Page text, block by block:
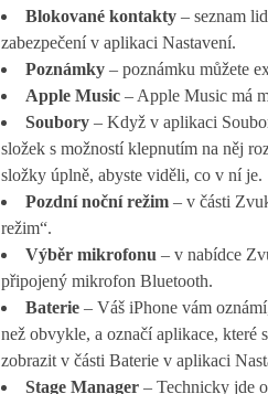
Blokované kontakty– seznam
zabezpečení v aplikaci Nastavení.
Poznámky– poznámku můžete
Apple Music– Apple Music má
Soubory– Když v aplikaci
složek s možností klepnutím na něj
složky úplně, abyste viděli, co v ní je.
Pozdní noční režim– v části
režim“.
Výběr mikrofonu – v nabídce
připojený mikrofon Bluetooth.
Baterie– Váš iPhone vám
než obvykle, a označí aplikace, které
zobrazit v části Baterie v aplikaci
Stage Manager– Technicky jde o